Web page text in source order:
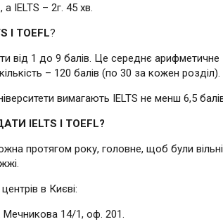
а IELTS – 2г. 45 хв.
І TOEFL?
від 1 до 9 балів. Це середнє арифметичне
– 120 балів (по 30 за кожен розділ).
вимагають IELTS не менш 6,5
IELTS І TOEFL?
протягом року, головне, щоб були
в Києві:
Мечникова 14/1, оф. 201.